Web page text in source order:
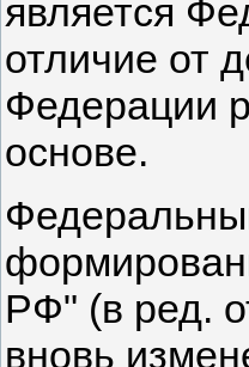
является
отличие от
Федерации
основе.
РФ" (в ред.
вновь